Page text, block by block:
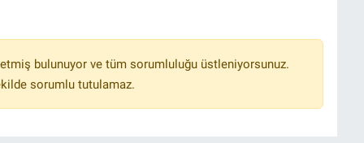
bulunuyor ve tüm sorumluluğu üstleniyorsunuz.
sorumlu tutulamaz.